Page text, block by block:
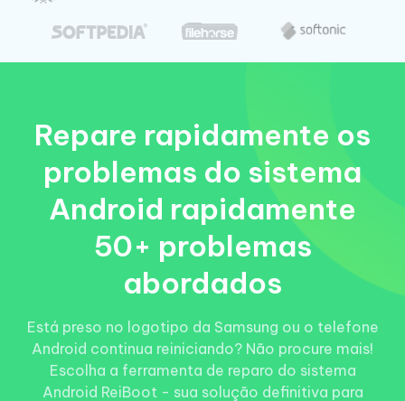
Repare rapidamente os
problemas do sistema
Android rapidamente
50+ problemas
abordados
Está preso no logotipo da Samsung ou o telefone
Android continua reiniciando? Não procure mais!
Escolha a ferramenta de reparo do sistema
Android ReiBoot - sua solução definitiva para